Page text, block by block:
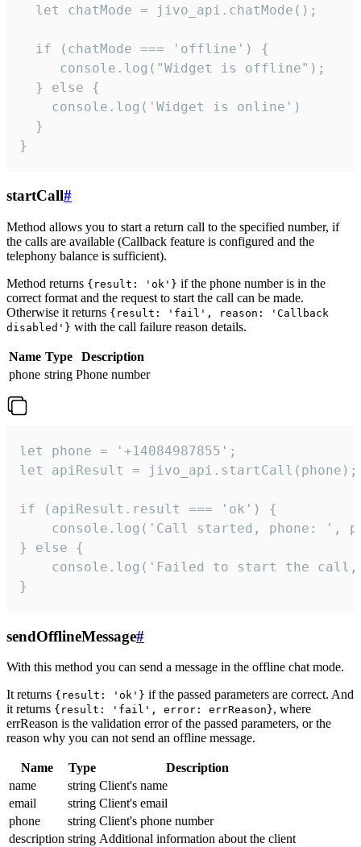
  let chatMode = jivo_api.chatMode();
  if (chatMode === 'offline') {
     console.log("Widget is offline");
  } else {
    console.log('Widget is online')
  }
}
startCall#
Method allows you to start a return call to the specified number, if
the calls are available (Callback feature is configured and the
telephony balance is sufficient).
Method returns {result: 'ok'} if the phone number is in the
correct format and the request to start the call can be made.
Otherwise it returns {result: 'fail', reason: 'Callback
disabled'} with the call failure reason details.
Name Type
Description
phone string Phone number
let phone = '+14084987855';
let apiResult = jivo_api.startCall(phone);
if (apiResult.result === 'ok') {
console.log('Call started, phone: ',
} else {
console.log('Failed to start the
}
sendOfflineMessage#
With this method you can send a message in the offline chat mode.
It returns {result: 'ok'} if the passed parameters are correct. And
it returns {result: 'fail', error: errReason}, where
errReason is the validation error of the passed parameters, or the
reason why you can not send an offline message.
Name Type
Description
name
string Client's name
email
string Client's email
phone
string Client's phone number
description string Additional information about the client